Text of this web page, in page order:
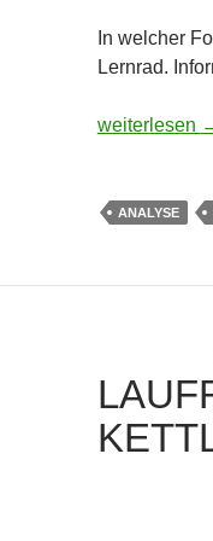
In welcher
Lernrad.
Lernrad:
weiterlesen
ANALYSE